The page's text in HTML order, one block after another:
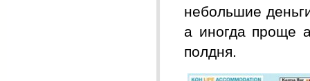
небольшие
а иногда проще
полдня.